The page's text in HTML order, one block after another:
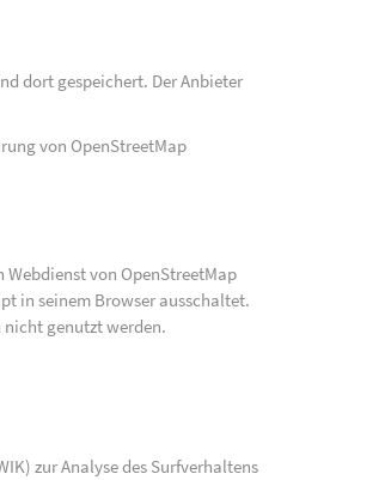
dort gespeichert. Der Anbieter
von OpenStreetMap
Webdienst von OpenStreetMap
in seinem Browser ausschaltet.
genutzt werden.
zur Analyse des Surfverhaltens